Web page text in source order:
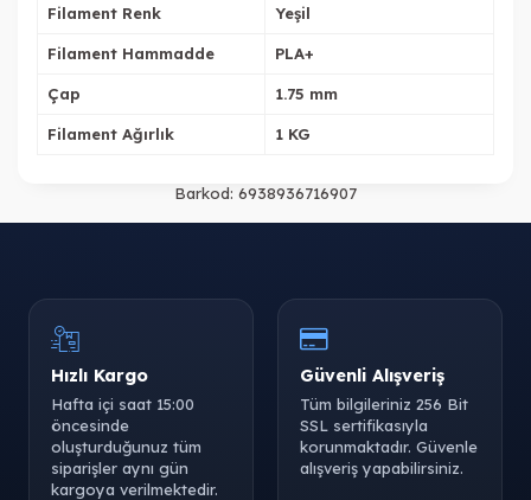
Filament Renk Yeşil
Filament Hammadde PLA+
Çap 1.75 mm
Filament Ağırlık 1 KG
Barkod: 6938936716907
Hızlı Kargo
Hafta içi saat 15:00
öncesinde
oluşturduğunuz tüm
siparişler aynı gün
kargoya verilmektedir.
Güvenli Alışveriş
Tüm bilgileriniz 256 Bit
SSL sertifikasıyla
korunmaktadır. Güvenle
alışveriş yapabilirsiniz.